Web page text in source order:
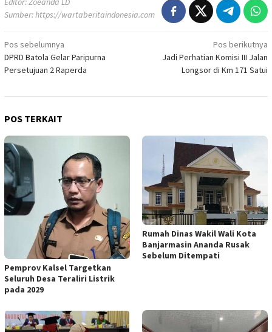
Sumber:https://wartaberitaindonesia.com
Navigasi
pos
Pos sebelumnya
DPRD Batola Gelar Paripurna
Persetujuan 2 Raperda
Pos berikutnya
Jadi Perhatian Komisi III Jalan
Longsor di Km 171 Satui
POS TERKAIT
Pemprov Kalsel Targetkan
Seluruh Desa Teraliri Listrik
pada 2029
Rumah Dinas Wakil Wali Kota
Banjarmasin Ananda Rusak
Sebelum Ditempati